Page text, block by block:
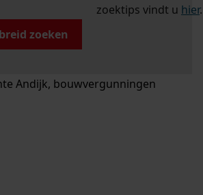
zoektips vindt u hier.
zoeken
Andijk, bouwvergunningen